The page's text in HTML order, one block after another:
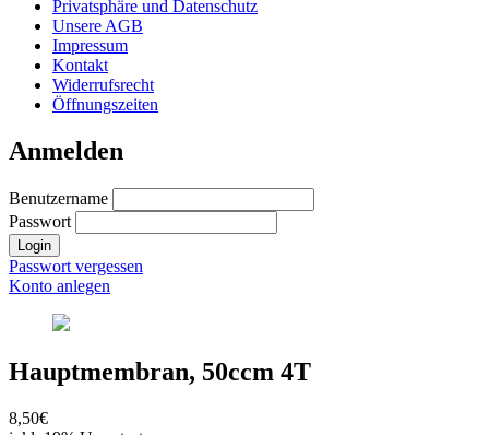
Privatsphäre und Datenschutz
Unsere AGB
Impressum
Kontakt
Widerrufsrecht
Öffnungszeiten
Anmelden
Benutzername
Passwort
Login
Passwort vergessen
Konto anlegen
Hauptmembran, 50ccm 4T
8,50€